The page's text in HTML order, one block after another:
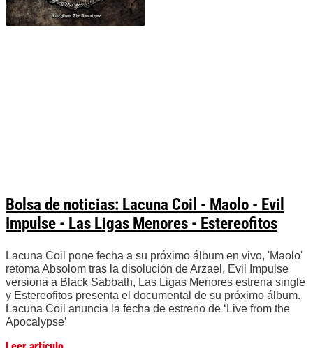
Bolsa de noticias: Lacuna Coil - Maolo - Evil
Impulse - Las Ligas Menores - Estereofitos
Lacuna Coil pone fecha a su próximo álbum en vivo, 'Maolo'
retoma Absolom tras la disolución de Arzael, Evil Impulse
versiona a Black Sabbath, Las Ligas Menores estrena single
y Estereofitos presenta el documental de su próximo álbum.
Lacuna Coil anuncia la fecha de estreno de ‘Live from the
Apocalypse’